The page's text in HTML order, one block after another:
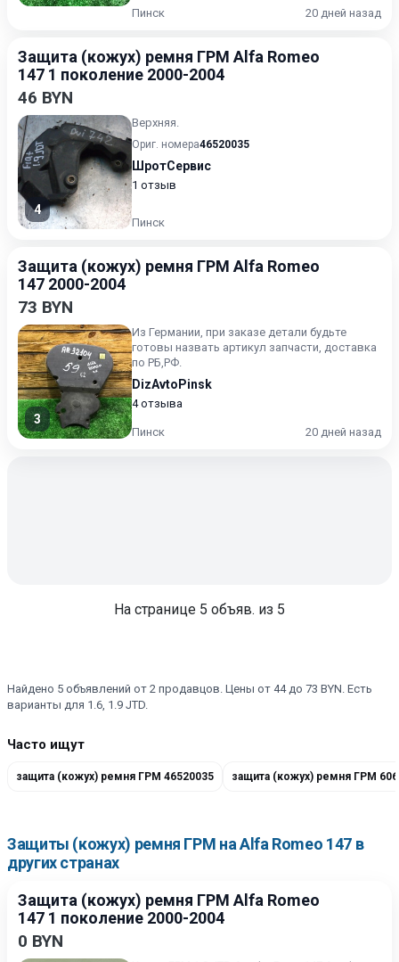
Пинск
20 дней назад
Защита (кожух) ремня ГРМ Alfa Romeo
147 1 поколение 2000-2004
46 BYN
4
Верхняя.
Ориг. номера46520035
ШротСервис
1 отзыв
Пинск
Защита (кожух) ремня ГРМ Alfa Romeo
147 2000-2004
73 BYN
3
Из Германии, при заказе детали будьте
готовы назвать артикул запчасти, доставка
по РБ,РФ.
DizAvtoPinsk
4 отзыва
Пинск 20 дней назад
На странице 5 объяв. из 5
Найдено 5 объявлений от 2 продавцов. Цены от 44 до 73 BYN. Есть
варианты для 1.6, 1.9 JTD.
Часто ищут
защита (кожух) ремня ГРМ 46520035 защита (кожух) ремня ГРМ
Защиты (кожух) ремня ГРМ на Alfa Romeo 147 в
других странах
Защита (кожух) ремня ГРМ Alfa Romeo
147 1 поколение 2000-2004
0 BYN